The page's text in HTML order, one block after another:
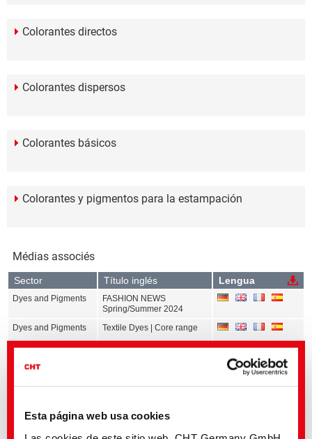
Esta página web usa cookies
Colorantes directos
Colorantes dispersos
Colorantes básicos
Colorantes y pigmentos para la estampación
Médias associés
Sector Título inglés Lengua
Dyes and Pigments
FASHION NEWS
Spring/Summer 2024
Dyes and Pigments
Textile Dyes | Core range
Dyes and Pigments
Calibration Data Exhaust
Dyes and Pigments
Calibration Data Print | All